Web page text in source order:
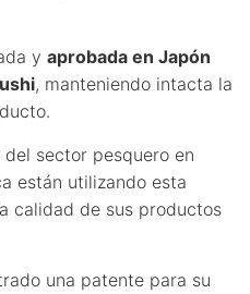
y aprobada en Japón
, manteniendo intacta la
sector pesquero en
están utilizando esta
calidad de sus productos
una patente para su